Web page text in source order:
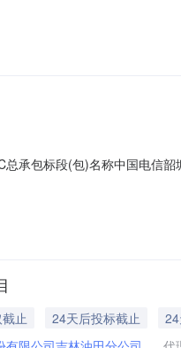
信股份有限公司广东分公司
承包标段(包)名称中国电信
止 24天后投标截止